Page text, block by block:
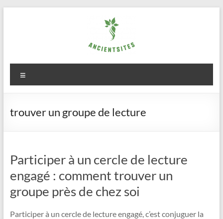
ancientsites.eu
trouver un groupe de lecture
Participer à un cercle de lecture
engagé : comment trouver un
groupe près de chez soi
Participer à un cercle de lecture engagé, c’est conjuguer la